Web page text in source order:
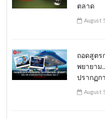
ตลาด
August
ถอดสูตร
พยายาม
ปรากฏก
August